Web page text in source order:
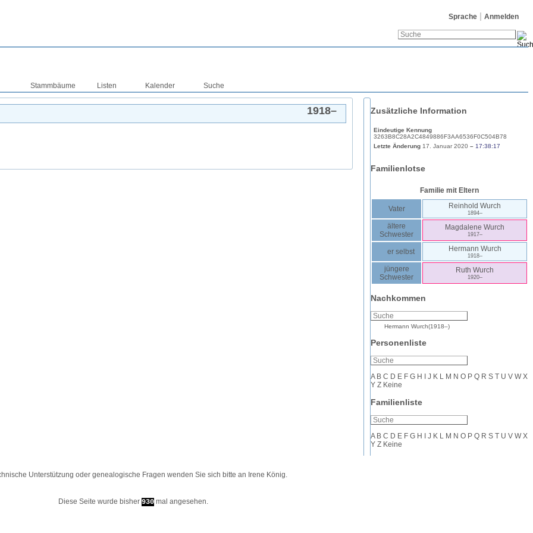
Sprache Anmelden
Stammbäume Listen Kalender Suche
1918– Zusätzliche Information
Eindeutige Kennung
3263B8C28A2C4849886F3AA6536F0C504B78
Letzte Änderung 17. Januar 2020 – 17:38:17
Familienlotse
Familie mit Eltern
Vater Reinhold Wurch
1894–
ältere
Schwester
Magdalene Wurch
1917–
er selbst Hermann Wurch
1918–
jüngere
Schwester
Ruth Wurch
1920–
Nachkommen
Hermann Wurch(1918–)
Personenliste
A B C D E F G H J K L M N O P Q R S T U V W X
Y Z Keine
Familienliste
A B C D E F G H J K L M N O P Q R S T U V W X
Y Z Keine
Unterstützung oder genealogische Fragen wenden Sie sich bitte an Irene König.
Diese Seite wurde bisher 930 mal angesehen.